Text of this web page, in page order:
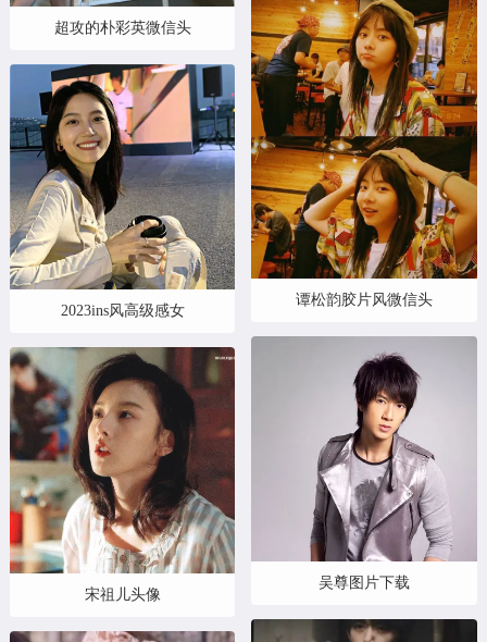
超攻的朴彩英微信头
2023ins风高级感女
宋祖儿头像
谭松韵胶片风微信头
吴尊图片下载